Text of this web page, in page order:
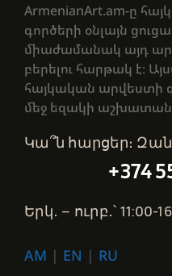
ArmenianArt.am-ը
գործերի օնլայն
միաժամանակ այդ
բերելու հարթակ է։
հայկական արվեստի
մեջ եզակի
Կա՞ն հարցեր։
+374
Երկ․ – ուրբ․՝ 11:00-
AM | EN | RU